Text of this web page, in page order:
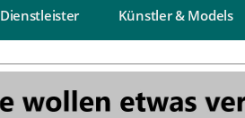
Dienstleister Künstler & Models